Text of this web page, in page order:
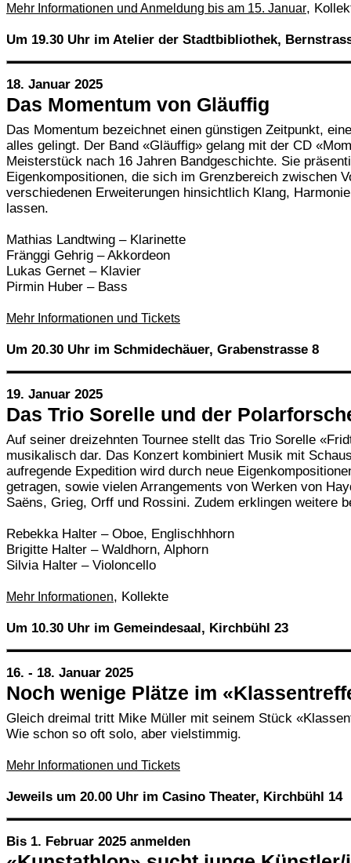
Mehr Informationen und Anmeldung bis am 15. Januar,
Um 19.30 Uhr im Atelier der Stadtbibliothek,
18. Januar 2025
Das Momentum von Gläuffig
Das Momentum bezeichnet einen günstigen Zeitpunkt,
alles gelingt. Der Band «Gläuffig» gelang mit der CD
Meisterstück nach 16 Jahren Bandgeschichte. Sie
Eigenkompositionen, die sich im Grenzbereich zwischen
verschiedenen Erweiterungen hinsichtlich Klang,
lassen.
Mathias Landtwing – Klarinette
Fränggi Gehrig – Akkordeon
Lukas Gernet – Klavier
Pirmin Huber – Bass
Mehr Informationen und Tickets
Um 20.30 Uhr im Schmidechäuer, Grabenstrasse 8
19. Januar 2025
Das Trio Sorelle und der
Auf seiner dreizehnten Tournee stellt das Trio Sorelle
musikalisch dar. Das Konzert kombiniert Musik mit
aufregende Expedition wird durch neue
getragen, sowie vielen Arrangements von Werken von
Saëns, Grieg, Orff und Rossini. Zudem erklingen weitere
Rebekka Halter – Oboe, Englischhhorn
Brigitte Halter – Waldhorn, Alphorn
Silvia Halter – Violoncello
Mehr Informationen, Kollekte
Um 10.30 Uhr im Gemeindesaal, Kirchbühl 23
16. - 18. Januar 2025
Noch wenige Plätze im
Gleich dreimal tritt Mike Müller mit seinem Stück
Wie schon so oft solo, aber vielstimmig.
Mehr Informationen und Tickets
Jeweils um 20.00 Uhr im Casino Theater, Kirchbühl 14
Bis 1. Februar 2025 anmelden